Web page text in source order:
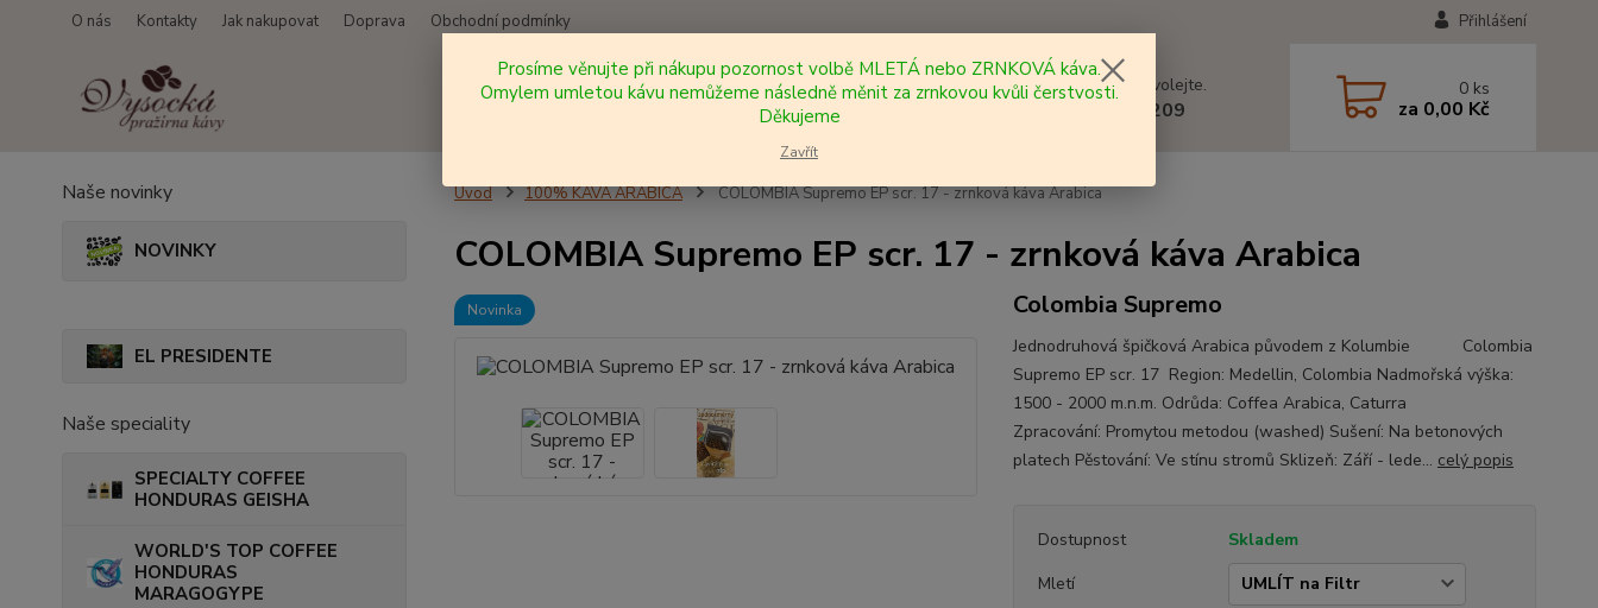
O nás Kontakty Jak nakupovat Doprava Obchodní podmínky Přihlášení
Hledat Nevíte si rady? Zavolejte.
+420 602 577 209
0 ks
za 0,00 Kč
Naše novinky
NOVINKY
EL PRESIDENTE
Naše speciality
SPECIALTY COFFEE
HONDURAS GEISHA
WORLD'S TOP COFFEE
HONDURAS
MARAGOGYPE
Úvod 100% KÁVA ARABICA COLOMBIA Supremo EP scr. 17 - zrnková káva Arabica
COLOMBIA Supremo EP scr. 17 - zrnková káva Arabica
Novinka Colombia Supremo
Jednodruhová špičková Arabica původem z Kolumbie Colombia
Supremo EP scr. 17 Region: Medellin, Colombia Nadmořská výška:
1500 - 2000 m.n.m. Odrůda: Coffea Arabica, Caturra
Zpracování: Promytou metodou (washed) Sušení: Na betonových
platech Pěstování: Ve stínu stromů Sklizeň: Září - lede... celý popis
Dostupnost
Skladem
Mletí
Prosíme věnujte při nákupu pozornost volbě MLETÁ nebo ZRNKOVÁ káva.
Omylem umletou kávu nemůžeme následně měnit za zrnkovou kvůli čerstvosti.
Děkujeme
Zavřít